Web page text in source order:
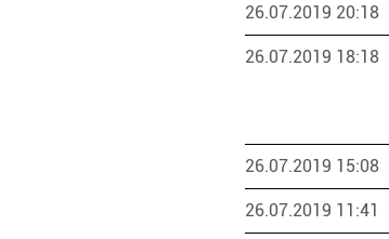
26.07.2019 20:18
26.07.2019 18:18
26.07.2019 15:08
26.07.2019 11:41